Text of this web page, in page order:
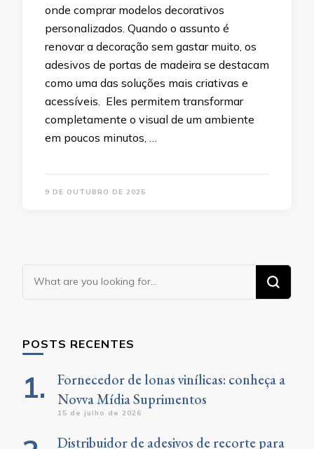
onde comprar modelos decorativos
personalizados. Quando o assunto é
renovar a decoração sem gastar muito, os
adesivos de portas de madeira se destacam
como uma das soluções mais criativas e
acessíveis. Eles permitem transformar
completamente o visual de um ambiente
em poucos minutos, …
9 DE OUTUBRO DE 2025
Looking
for
POSTS RECENTES
Fornecedor de lonas vinílicas: conheça a
Novva Mídia Suprimentos
15 de julho de 2026
Distribuidor de adesivos de recorte para